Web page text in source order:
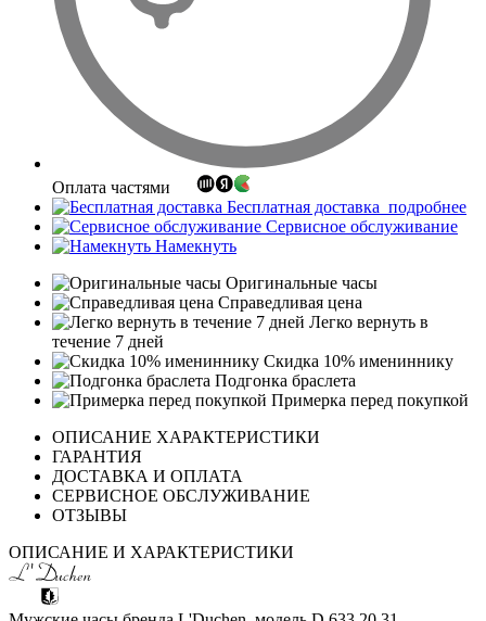
Оплата частями
Бесплатная доставка подробнее
Сервисное обслуживание
Намекнуть
Оригинальные часы
Справедливая цена
Легко вернуть в
течение 7 дней
Скидка 10% имениннику
Подгонка браслета
Примерка перед покупкой
ОПИСАНИЕ ХАРАКТЕРИСТИКИ
ГАРАНТИЯ
ДОСТАВКА И ОПЛАТА
СЕРВИСНОЕ ОБСЛУЖИВАНИЕ
ОТЗЫВЫ
ОПИСАНИЕ И ХАРАКТЕРИСТИКИ